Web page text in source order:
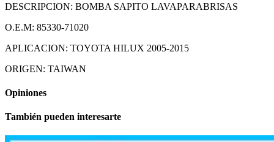
DESCRIPCION: BOMBA SAPITO LAVAPARABRISAS
O.E.M: 85330-71020
APLICACION: TOYOTA HILUX 2005-2015
ORIGEN: TAIWAN
Opiniones
También pueden interesarte